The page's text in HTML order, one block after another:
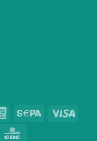
American Sepa